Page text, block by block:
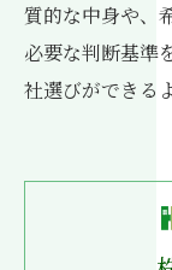
質的な中身や、
必要な判断基準
社選びができる